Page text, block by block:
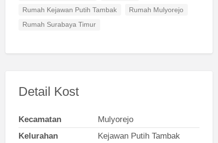
Rumah Kejawan Putih Tambak Rumah Mulyorejo
Rumah Surabaya Timur
Detail Kost
Kecamatan
Mulyorejo
Kelurahan
Kejawan Putih Tambak